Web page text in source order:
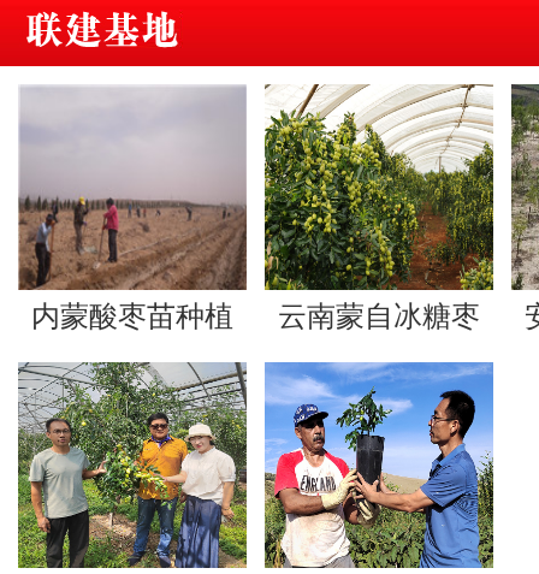
内蒙酸枣苗种植
基地
云南蒙自冰糖枣
种植基地